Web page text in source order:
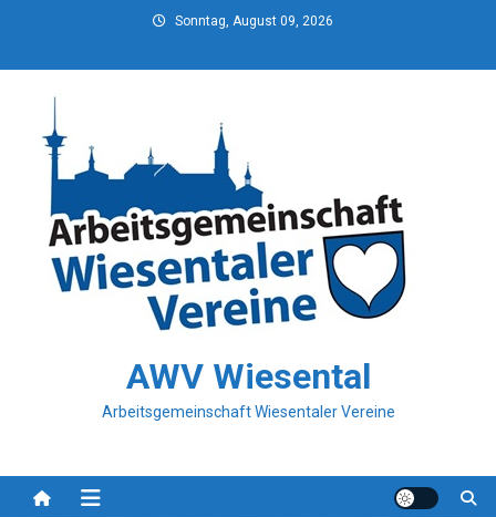
content
Sonntag, August 09, 2026
AWV Wiesental
Arbeitsgemeinschaft Wiesentaler Vereine